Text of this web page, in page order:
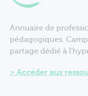
Annuaire de
pédagogiques.
partage dédié à
Accéder aux